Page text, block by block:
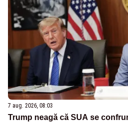
7 aug. 2026, 08:03
Trump neagă că SUA se